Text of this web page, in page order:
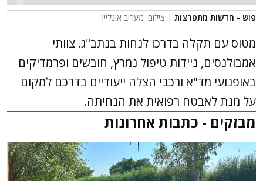
פוש - חדשות מתפרצות | צילום: מעריב אונליין
מטוס עם תקלה בדרכו לנחות בנתב"ג. צוותי
אמבולנסים, ניידות טיפול נמרץ, חובשים ופרמדיקים
באופנועי מד"א ורכבי הצלה ייעודיים בדרכם למקום
על מנת לאבטח רפואית את הנחיתה.
מבזקים - כתבות אחרונות